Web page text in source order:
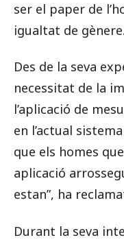
ser el paper de
igualtat de gènere.
Des de la seva
necessitat de la
l’aplicació de
en l’actual
que els homes
aplicació
estan”, ha
Durant la seva